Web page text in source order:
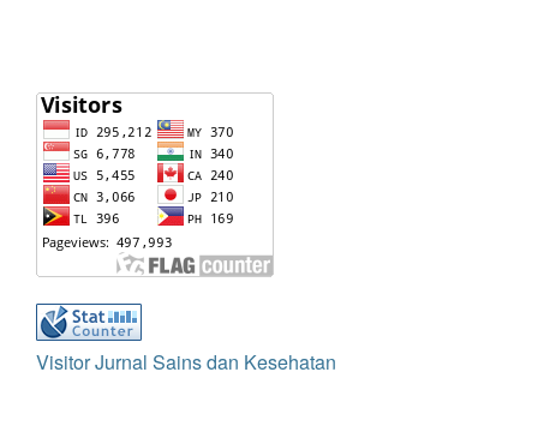
Visitor Jurnal Sains dan Kesehatan